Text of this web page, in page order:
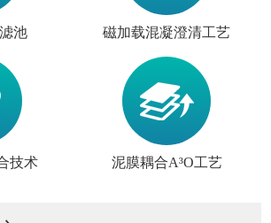
池 磁加载混凝澄清工艺
技术 泥膜耦合A³O工艺